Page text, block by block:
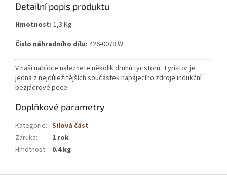
Detailní popis produktu
Hmotnost: 1,3 Kg
Číslo náhradního dílu: 426-0078 W
V naší nabídce naleznete několik druhů tyristorů. Tyristor je
jedna z nejdůležitějších součástek napájecího zdroje indukční
bezjádrové pece.
Doplňkové parametry
Kategorie: Silová část
Záruka:
1 rok
Hmotnost: 0.4 kg